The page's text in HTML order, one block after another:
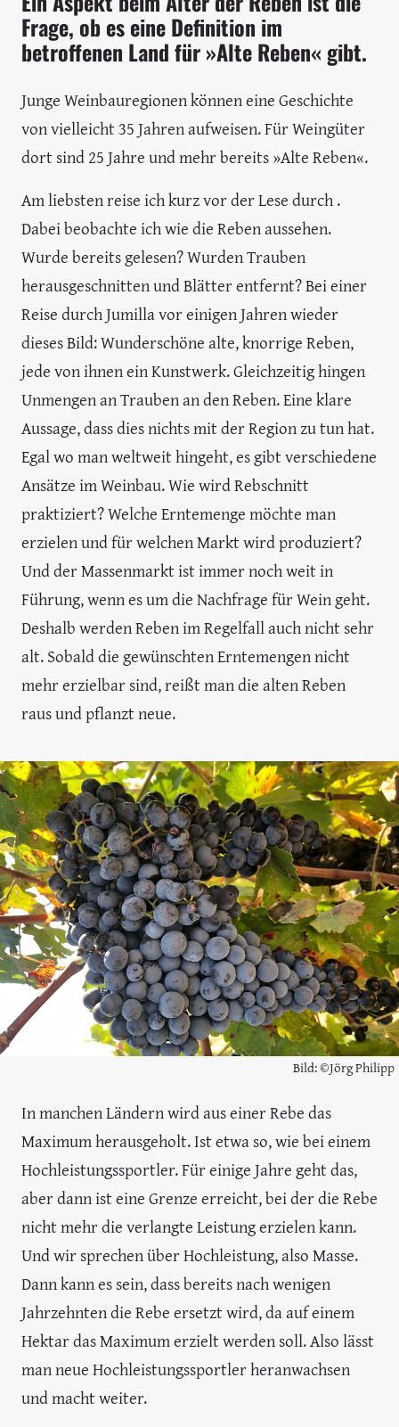
Frage, ob es eine Definition im
betroffenen Land für »Alte Reben« gibt.
Junge Weinbauregionen können eine Geschichte
von vielleicht 35 Jahren aufweisen. Für Weingüter
dort sind 25 Jahre und mehr bereits »Alte Reben«.
Am liebsten reise ich kurz vor der Lese durch .
Dabei beobachte ich wie die Reben aussehen.
Wurde bereits gelesen? Wurden Trauben
herausgeschnitten und Blätter entfernt? Bei einer
Reise durch Jumilla vor einigen Jahren wieder
dieses Bild: Wunderschöne alte, knorrige Reben,
jede von ihnen ein Kunstwerk. Gleichzeitig hingen
Unmengen an Trauben an den Reben. Eine klare
Aussage, dass dies nichts mit der Region zu tun hat.
Egal wo man weltweit hingeht, es gibt verschiedene
Ansätze im Weinbau. Wie wird Rebschnitt
praktiziert? Welche Erntemenge möchte man
erzielen und für welchen Markt wird produziert?
Und der Massenmarkt ist immer noch weit in
Führung, wenn es um die Nachfrage für Wein geht.
Deshalb werden Reben im Regelfall auch nicht sehr
alt. Sobald die gewünschten Erntemengen nicht
mehr erzielbar sind, reißt man die alten Reben
raus und pflanzt neue.
Bild: ©Jörg Philipp
In manchen Ländern wird aus einer Rebe das
Maximum herausgeholt. Ist etwa so, wie bei einem
Hochleistungssportler. Für einige Jahre geht das,
aber dann ist eine Grenze erreicht, bei der die Rebe
nicht mehr die verlangte Leistung erzielen kann.
Und wir sprechen über Hochleistung, also Masse.
Dann kann es sein, dass bereits nach wenigen
Jahrzehnten die Rebe ersetzt wird, da auf einem
Hektar das Maximum erzielt werden soll. Also lässt
man neue Hochleistungssportler heranwachsen
und macht weiter.